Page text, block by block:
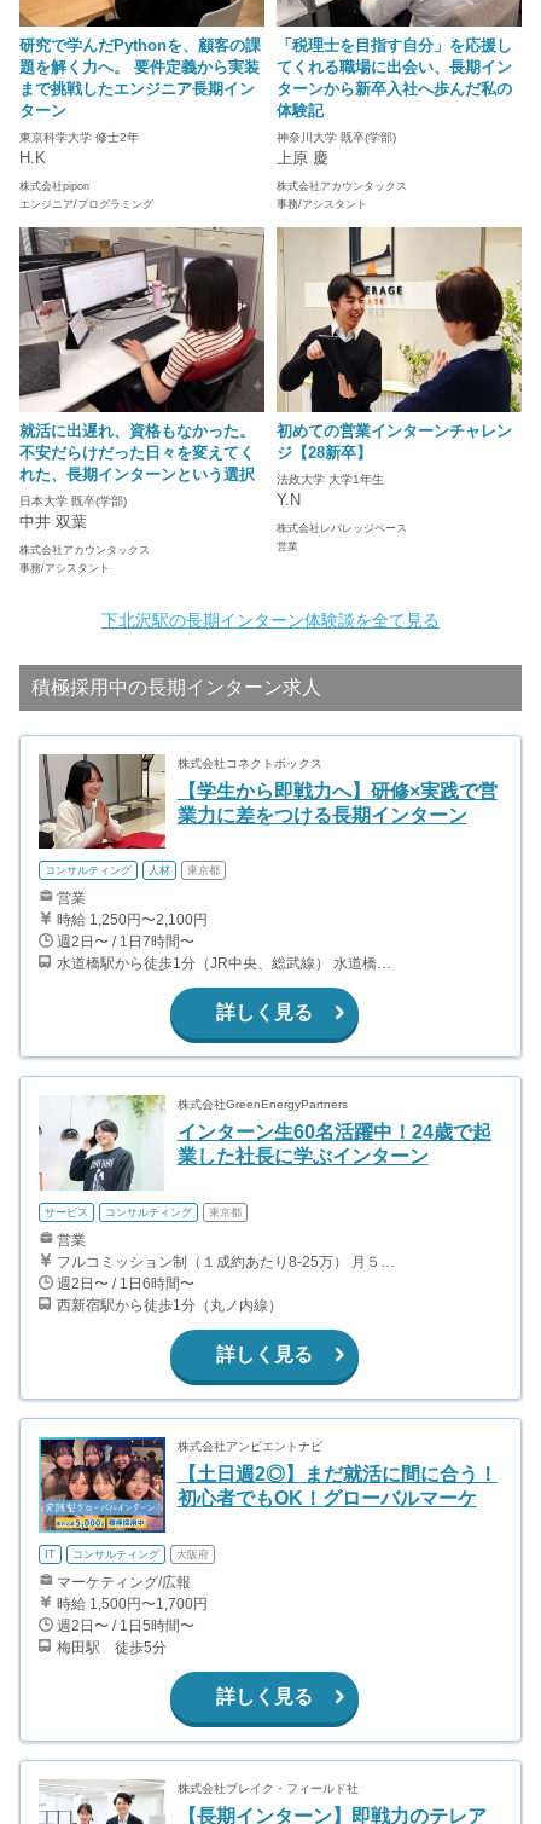
研究で学んだPythonを、顧客の課
題を解く力へ。 要件定義から実装
まで挑戦したエンジニア長期イン
ターン
東京科学大学 修士2年
H.K
株式会社pipon
エンジニア/プログラミング
「税理士を目指す自分」を応援し
てくれる職場に出会い、長期イン
ターンから新卒入社へ歩んだ私の
体験記
神奈川大学 既卒(学部)
上原 慶
株式会社アカウンタックス
事務/アシスタント
就活に出遅れ、資格もなかった。
不安だらけだった日々を変えてく
れた、長期インターンという選択
日本大学 既卒(学部)
中井 双葉
株式会社アカウンタックス
事務/アシスタント
初めての営業インターンチャレン
ジ【28新卒】
法政大学 大学1年生
Y.N
株式会社レバレッジベース
営業
下北沢駅の長期インターン体験談を全て見る
積極採用中の長期インターン求人
株式会社コネクトボックス
【学生から即戦力へ】研修×実践で営
業力に差をつける長期インターン
コンサルティング 人材 東京都
営業
時給 1,250円〜2,100円
週2日〜 / 1日7時間〜
水道橋駅から徒歩1分（JR中央、総武線） 水道橋駅から徒歩6分（都営三田線）
詳しく見る
株式会社GreenEnergyPartners
インターン生60名活躍中！24歳で起
業した社長に学ぶインターン
サービス コンサルティング 東京都
営業
フルコミッション制（１成約あたり8-25万） 月５０万以上稼ぐインターン生も多数います！ ■収入例 ○入社１ヶ月目（明治大学2年生） 役職：アポインター 月間１契約×８万円＝８万円 ＋交通費 ○入社３ヶ月目（東京大学２年生） 役職：アポインター（ランク：ブロンズ） 月間３契約×10万円＝30万円 ＋交通費 ○入社６ヶ月目（早稲田大学３年生） 役職：アポインター（ランク：シルバー） 月間５契約×12万円＝60万円 ＋交通費 ○入社15ヶ月目（慶應大学３年生） 役職：クローザー 月間３契約×25万＝75万円 ＋交通費
週2日〜 / 1日6時間〜
西新宿駅から徒歩1分（丸ノ内線）
詳しく見る
株式会社アンビエントナビ
【土日週2◎】まだ就活に間に合う！
初心者でもOK！グローバルマーケ
IT コンサルティング 大阪府
マーケティング/広報
時給 1,500円〜1,700円
週2日〜 / 1日5時間〜
梅田駅 徒歩5分
詳しく見る
株式会社ブレイク・フィールド社
【長期インターン】即戦力のテレア